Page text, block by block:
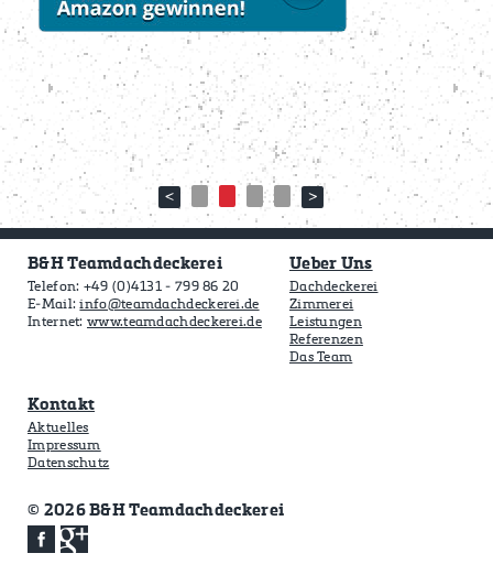
B&H Teamdachdeckerei
Telefon: +49 (0)4131 - 799 86 20
E-Mail:info@teamdachdeckerei.de
Internet: www.teamdachdeckerei.de
Ueber Uns
Dachdeckerei
Zimmerei
Leistungen
Referenzen
Das Team
Kontakt
Aktuelles
Impressum
Datenschutz
© 2026 B&H Teamdachdeckerei